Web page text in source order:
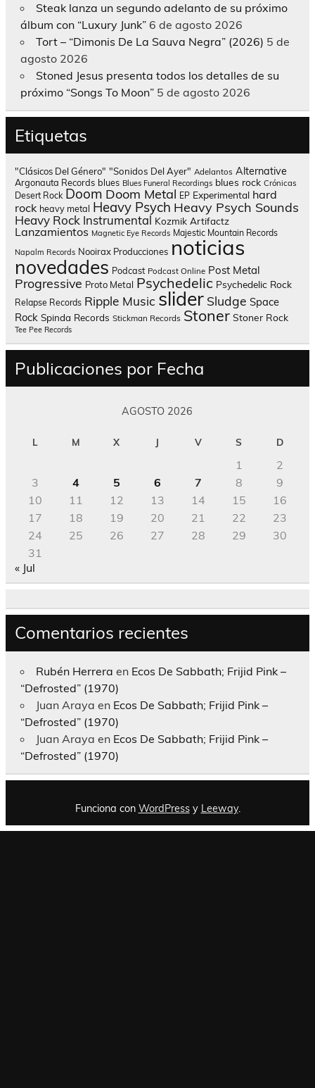
Steak lanza un segundo adelanto de su próximo
álbum con “Luxury Junk” 6 de agosto 2026
Tort – “Dimonis De La Sauva Negra” (2026) 5 de
agosto 2026
Stoned Jesus presenta todos los detalles de su
próximo “Songs To Moon” 5 de agosto 2026
Etiquetas
"Clásicos Del Género" "Sonidos Del Ayer" Adelantos Alternative
Argonauta Records blues Blues Funeral Recordings blues rock Crónicas
Desert Rock Doom Doom Metal EP Experimental hard
rock heavy metal Heavy Psych Heavy Psych Sounds
Heavy Rock Instrumental Kozmik Artifactz
Lanzamientos Magnetic Eye Records Majestic Mountain Records
Napalm Records Nooirax Producciones noticias
novedades Podcast Podcast Online Post Metal
Progressive Proto Metal Psychedelic Psychedelic Rock
Relapse Records Ripple Music slider Sludge Space
Rock Spinda Records Stickman Records Stoner Stoner Rock
Tee Pee Records
Publicaciones por Fecha
AGOSTO 2026
L M X J V S D
1
2
3
4 5 6 7 8
9
10
11 12 13 14 15
16
17
18 19 20 21 22
23
24
25 26 27 28 29
30
31
« Jul
Comentarios recientes
Rubén Herrera en Ecos De Sabbath; Frijid Pink –
“Defrosted” (1970)
Juan Araya en Ecos De Sabbath; Frijid Pink –
“Defrosted” (1970)
Juan Araya en Ecos De Sabbath; Frijid Pink –
“Defrosted” (1970)
Funciona con WordPressy Leeway.